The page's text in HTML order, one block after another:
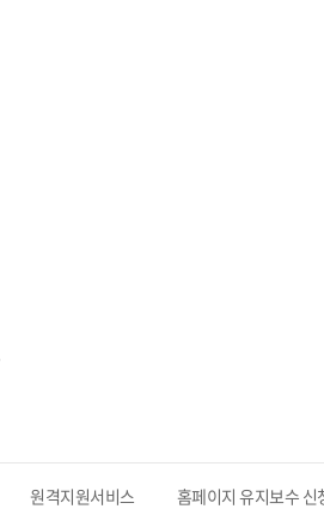
원격지원서비스 홈페이지 유지보수 신